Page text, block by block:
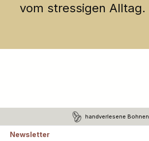
vom stressigen Alltag.
handverlesene Bohnen
Newsletter